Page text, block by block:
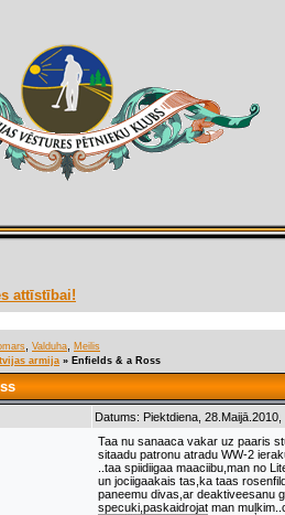
attīstībai!
Valduha
Meilis
armija » Enfields & a Ross
Datums: Piektdiena,
Taa nu sanaaca vakar uz paaris
sitaadu patronu atradu WW-2
..taa spiidiigaa maaciibu,man no
un jociigaakais tas,ka taas
paneemu divas,ar deaktiveesanu
specuki,paskaidrojat man